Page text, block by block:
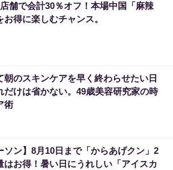
舗で会計30％オフ！本場中国「麻辣
お得に楽しむチャンス。
朝のスキンケアを早く終わらせたい日
だけは省かない。49歳美容研究家の時
術
ソン】8月10日まで「からあげクン」2
はお得！暑い日にうれしい「アイスカ